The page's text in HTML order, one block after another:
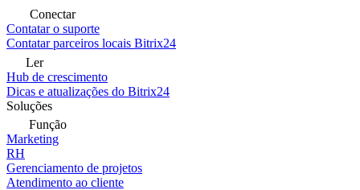
Conectar
Contatar o suporte
Contatar parceiros locais Bitrix24
Ler
Hub de crescimento
Dicas e atualizações do Bitrix24
Soluções
Função
Marketing
RH
Gerenciamento de projetos
Atendimento ao cliente